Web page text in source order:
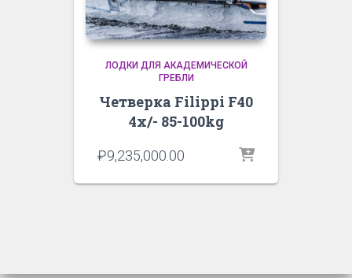
ЛОДКИ ДЛЯ АКАДЕМИЧЕСКОЙ
ГРЕБЛИ
Четверка Filippi F40
4x/- 85-100kg
₽9,235,000.00